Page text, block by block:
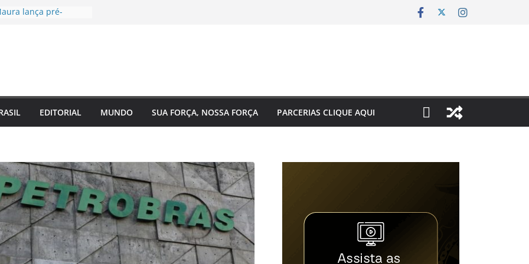
lança pré-
social
EUA e Bélgica
Eixo 2 do Plano
Amazonas e reforça
o
do estado
nas ruas e
à
reforma urgente
ônibus e
para
em Manaus
EDITORIAL MUNDO SUA FORÇA, NOSSA FORÇA PARCERIAS CLIQUE AQUI